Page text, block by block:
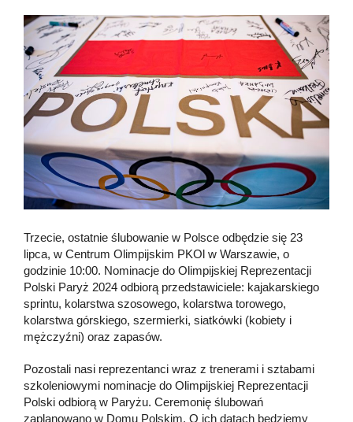
Trzecie, ostatnie ślubowanie w Polsce odbędzie się 23
lipca, w Centrum Olimpijskim PKOl w Warszawie, o
godzinie 10:00. Nominacje do Olimpijskiej Reprezentacji
Polski Paryż 2024 odbiorą przedstawiciele: kajakarskiego
sprintu, kolarstwa szosowego, kolarstwa torowego,
kolarstwa górskiego, szermierki, siatkówki (kobiety i
mężczyźni) oraz zapasów.
Pozostali nasi reprezentanci wraz z trenerami i sztabami
szkoleniowymi nominacje do Olimpijskiej Reprezentacji
Polski odbiorą w Paryżu. Ceremonię ślubowań
zaplanowano w Domu Polskim. O ich datach będziemy